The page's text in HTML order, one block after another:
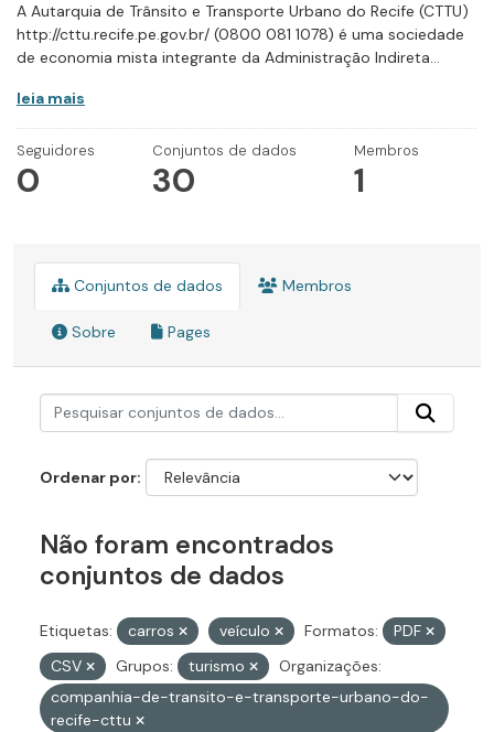
A Autarquia de Trânsito e Transporte Urbano do Recife (CTTU)
http://cttu.recife.pe.gov.br/ (0800 081 1078) é uma sociedade
de economia mista integrante da Administração Indireta...
leia mais
Seguidores
0
Conjuntos de dados
30
Membros
1
Conjuntos de dados Membros
Sobre Pages
Ordenar por
Não foram encontrados
conjuntos de dados
Etiquetas: carros veículo Formatos:
PDF
CSV
Grupos: turismo
Organizações:
companhia-de-transito-e-transporte-urbano-do-
recife-cttu